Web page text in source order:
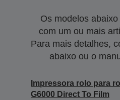
Os modelos
com um ou mais
Para mais detalhes,
abaixo ou o
Impressora rolo para
G6000 Direct To Film